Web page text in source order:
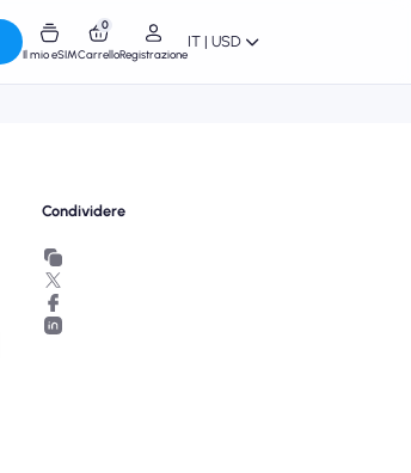
Il mio eSIM
0
CarrelloRegistrazione
IT | USD
Condividere